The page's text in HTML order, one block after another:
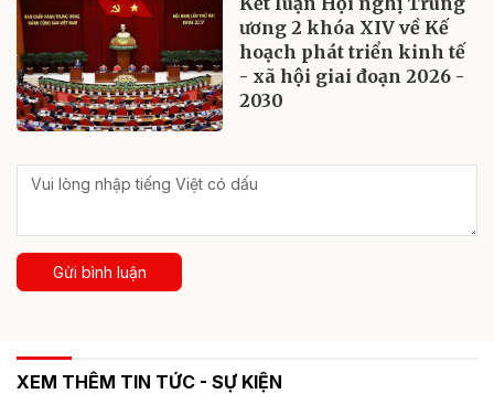
ương 2 khóa XIV về Kế
hoạch phát triển kinh tế
- xã hội giai đoạn 2026 -
2030
Gửi bình luận
XEM THÊM TIN TỨC - SỰ KIỆN